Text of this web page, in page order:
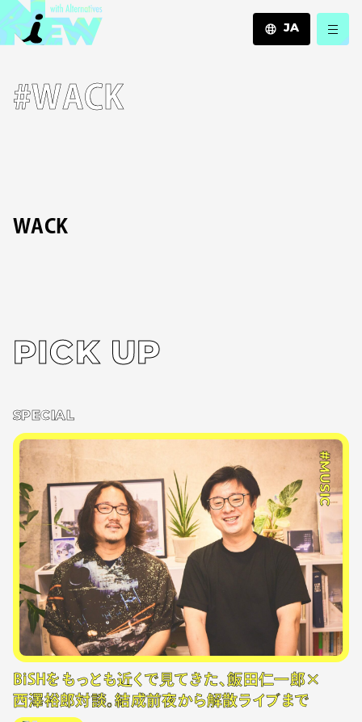
JA
#WACK
WACK
PICK UP
SPECIAL
#MUSIC
BiSHをもっとも近くで見てきた、飯田仁一郎×
西澤裕郎対談。結成前夜から解散ライブまで